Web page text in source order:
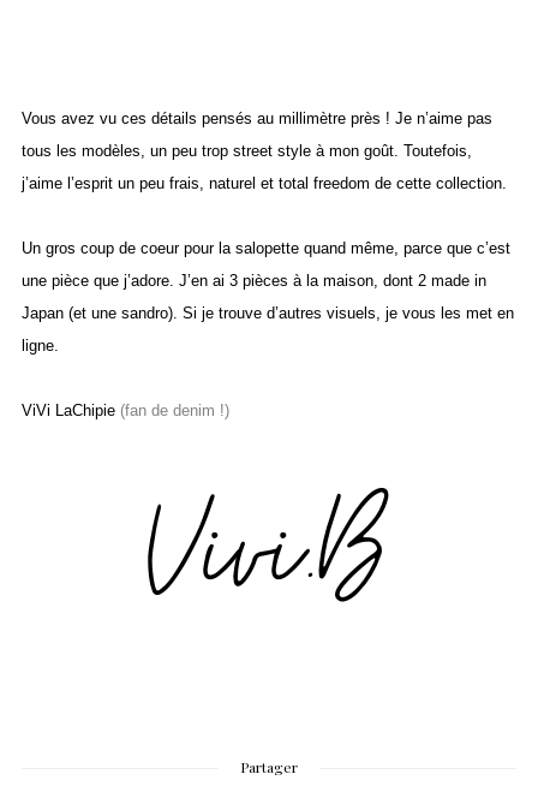
Vous avez vu ces détails pensés au millimètre près ! Je n’aime pas
tous les modèles, un peu trop street style à mon goût. Toutefois,
j’aime l’esprit un peu frais, naturel et total freedom de cette collection.
Un gros coup de coeur pour la salopette quand même, parce que c’est
une pièce que j’adore. J’en ai 3 pièces à la maison, dont 2 made in
Japan (et une sandro). Si je trouve d’autres visuels, je vous les met en
ligne.
ViVi LaChipie (fan de denim !)
Partager